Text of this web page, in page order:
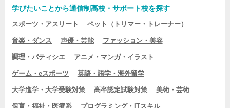
学びたいことから通信制高校・サポート校を探す
スポーツ・アスリート ペット（トリマー・トレーナー）
音楽・ダンス 声優・芸能 ファッション・美容
調理・パティシエ アニメ・マンガ・イラスト
ゲーム・eスポーツ 英語・語学・海外留学
大学進学・大学受験対策 高卒認定試験対策 美術・芸術
保育・福祉・医療系 プログラミング・ITスキル